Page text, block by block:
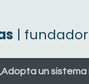
|
un